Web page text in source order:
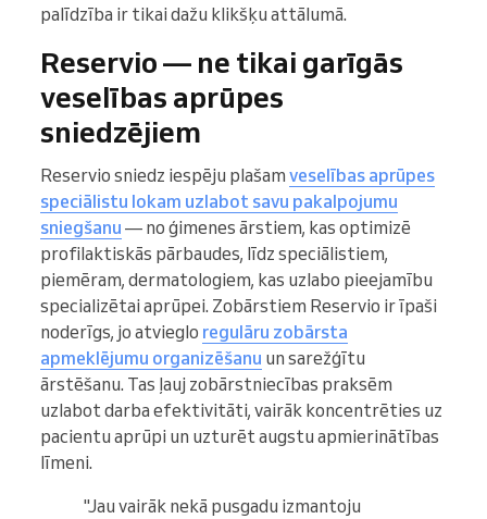
palīdzība ir tikai dažu klikšķu attālumā.
Reservio — ne tikai garīgās
veselības aprūpes
sniedzējiem
Reservio sniedz iespēju plašam veselības aprūpes
speciālistu lokam uzlabot savu pakalpojumu
sniegšanu — no ģimenes ārstiem, kas optimizē
profilaktiskās pārbaudes, līdz speciālistiem,
piemēram, dermatologiem, kas uzlabo pieejamību
specializētai aprūpei. Zobārstiem Reservio ir īpaši
noderīgs, jo atvieglo regulāru zobārsta
apmeklējumu organizēšanu un sarežģītu
ārstēšanu. Tas ļauj zobārstniecības praksēm
uzlabot darba efektivitāti, vairāk koncentrēties uz
pacientu aprūpi un uzturēt augstu apmierinātības
līmeni.
"Jau vairāk nekā pusgadu izmantoju